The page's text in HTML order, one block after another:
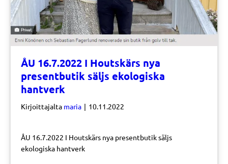
ÅU 16.7.2022 I Houtskärs nya
presentbutik säljs ekologiska
hantverk
Kirjoittajalta maria | 10.11.2022
ÅU 16.7.2022 I Houtskärs nya presentbutik säljs
ekologiska hantverk